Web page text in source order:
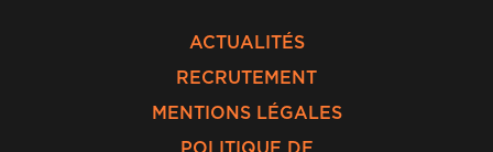
ACTUALITÉS
RECRUTEMENT
MENTIONS LÉGALES